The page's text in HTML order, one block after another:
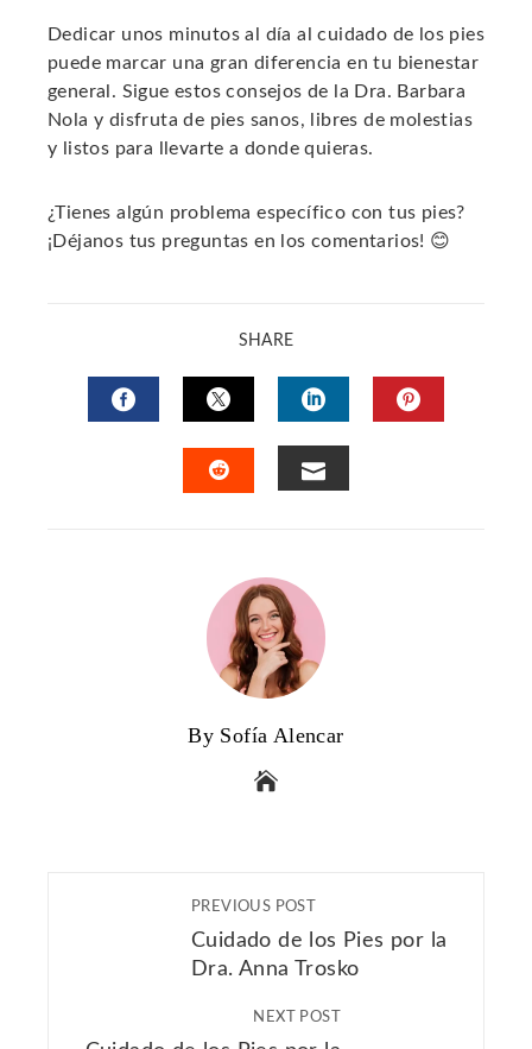
Dedicar unos minutos al día al cuidado de los pies
puede marcar una gran diferencia en tu bienestar
general. Sigue estos consejos de la Dra. Barbara
Nola y disfruta de pies sanos, libres de molestias
y listos para llevarte a donde quieras.
¿Tienes algún problema específico con tus pies?
¡Déjanos tus preguntas en los comentarios! 😊
SHARE
FACEBOOKTWITTERLINKEDIN
By Sofía Alencar
PREVIOUS POST
Cuidado de los Pies por la
Dra. Anna Trosko
NEXT POST